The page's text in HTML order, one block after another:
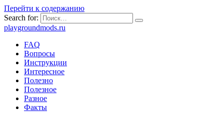
Перейти к содержанию
Search for:
playgroundmods.ru
FAQ
Вопросы
Инструкции
Интересное
Полезно
Полезное
Разное
Факты